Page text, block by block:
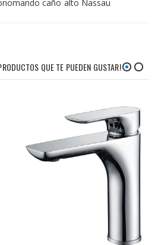
caño alto Nassau
QUE TE PUEDEN GUSTAR!